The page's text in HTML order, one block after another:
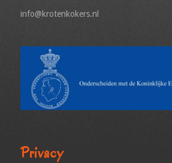
info@krotenkokers.nl
Privacy